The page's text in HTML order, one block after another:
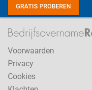
GRATIS PROBEREN
Voorwaarden
Privacy
Cookies